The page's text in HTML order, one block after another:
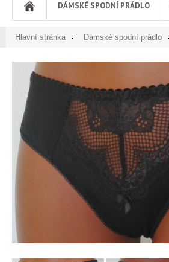
DÁMSKÉ SPODNÍ PRÁDLO
Hlavní stránka Dámské spodní prádlo